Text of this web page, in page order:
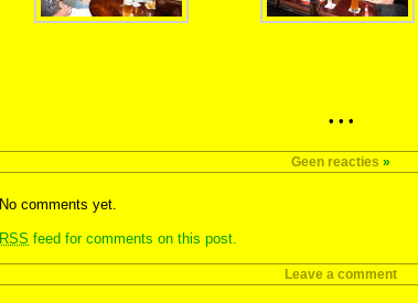
• • •
Geen reacties »
No comments yet.
RSS feed for comments on this post.
Leave a comment